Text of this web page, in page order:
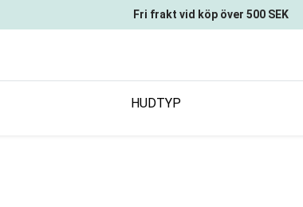
Fri frakt vid köp över 500 SEK
HUDTYP